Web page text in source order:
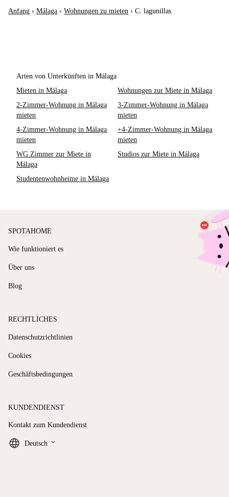
Anfang › Málaga › Wohnungen zu mieten › C. lagunillas
Arten von Unterkünften in Málaga
Mieten in Málaga
Wohnungen zur Miete in Málaga
2-Zimmer-Wohnung in Málaga
mieten
3-Zimmer-Wohnung in Málaga
mieten
4-Zimmer-Wohnung in Málaga
mieten
+4-Zimmer-Wohnung in Málaga
mieten
WG Zimmer zur Miete in
Málaga
Studios zur Miete in Málaga
Studentenwohnheime in Málaga
SPOTAHOME
Wie funktioniert es
Über uns
Blog
RECHTLICHES
Datenschutzrichtlinien
Cookies
Geschäftsbedingungen
KUNDENDIENST
Kontakt zum Kundendienst
Deutsch keyboard_arrow_down